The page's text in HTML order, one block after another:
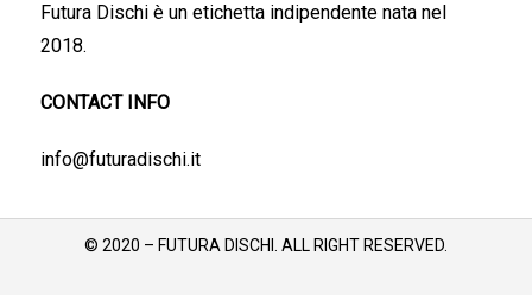
Futura Dischi è un etichetta indipendente nata nel
2018.
CONTACT INFO
info@futuradischi.it
© 2020 – FUTURA DISCHI. ALL RIGHT RESERVED.